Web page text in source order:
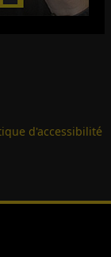
d'accessibilité